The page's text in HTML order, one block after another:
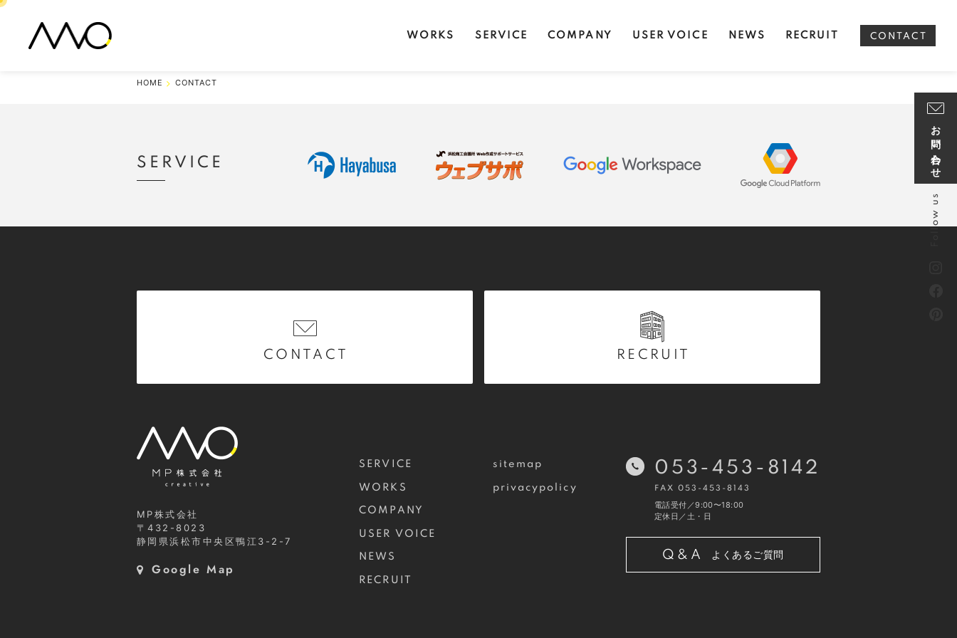
WORKS SERVICE COMPANY USER VOICE NEWS RECRUIT CONTACT
お問い合わせ
Follow us
HOME CONTACT
SERVICE
CONTACT RECRUIT
MP株式会社
〒432-8023
静岡県浜松市中央区鴨江3-2-7
Google Map
SERVICE
WORKS
COMPANY
USER VOICE
NEWS
RECRUIT
sitemap
privacypolicy
053-453-8142
FAX 053-453-8143
電話受付／9:00〜18:00
定休日／土・日
Q&A よくあるご質問